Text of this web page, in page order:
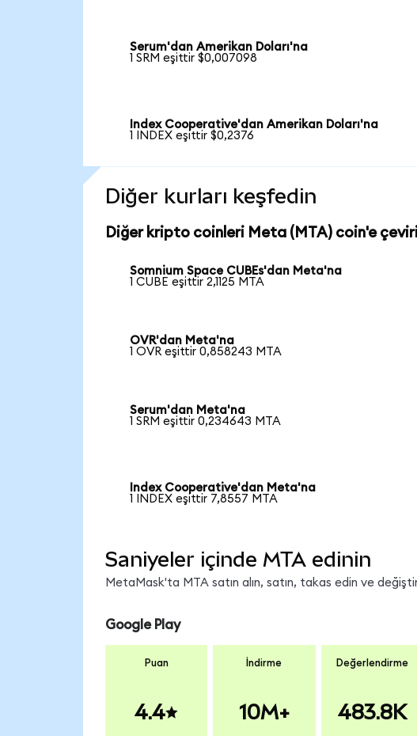
Serum'dan Amerikan Doları'na
1 SRM eşittir $0,007098
Index Cooperative'dan Amerikan Doları'na
1 INDEX eşittir $0,2376
Diğer kurları keşfedin
Diğer kripto coinleri Meta (MTA) coin'e
Somnium Space CUBEs'dan Meta'na
1 CUBE eşittir 2,1125 MTA
OVR'dan Meta'na
1 OVR eşittir 0,858243 MTA
Serum'dan Meta'na
1 SRM eşittir 0,234643 MTA
Index Cooperative'dan Meta'na
1 INDEX eşittir 7,8557 MTA
Saniyeler içinde MTA edinin
MetaMask'ta MTA satın alın, satın, takas edin ve
Google Play
Puan
4.4
İndirme
10M+
Değerlendirme
483.8K